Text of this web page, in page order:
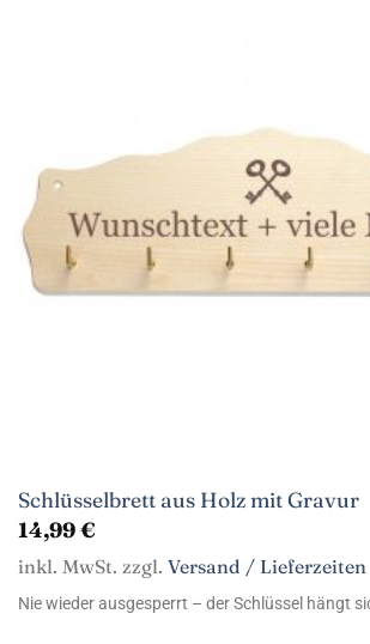
Schlüsselbrett aus Holz mit Gravur
14,99€
inkl. MwSt. zzgl. Versand / Lieferzeiten
Nie wieder ausgesperrt – der Schlüssel hängt